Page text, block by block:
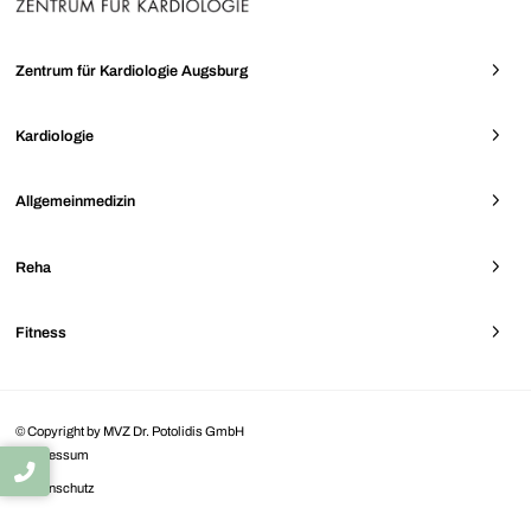
Zentrum für Kardiologie Augsburg
Kardiologie
Allgemeinmedizin
Reha
Fitness
© Copyright by MVZ Dr. Potolidis GmbH
Impressum
Datenschutz